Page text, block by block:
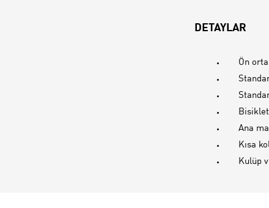
DETAYLAR
Ön orta
Ana
Kısa
Kulüp